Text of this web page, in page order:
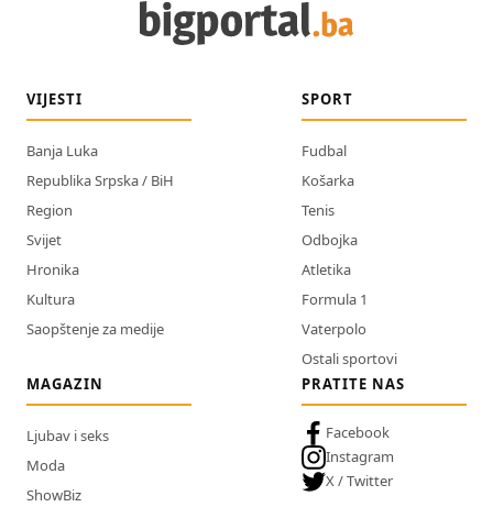
VIJESTI
Banja Luka
Republika Srpska / BiH
Region
Svijet
Hronika
Kultura
Saopštenje za medije
SPORT
Fudbal
Košarka
Tenis
Odbojka
Atletika
Formula 1
Vaterpolo
Ostali sportovi
MAGAZIN
Ljubav i seks
Moda
ShowBiz
PRATITE NAS
Facebook
Instagram
X / Twitter